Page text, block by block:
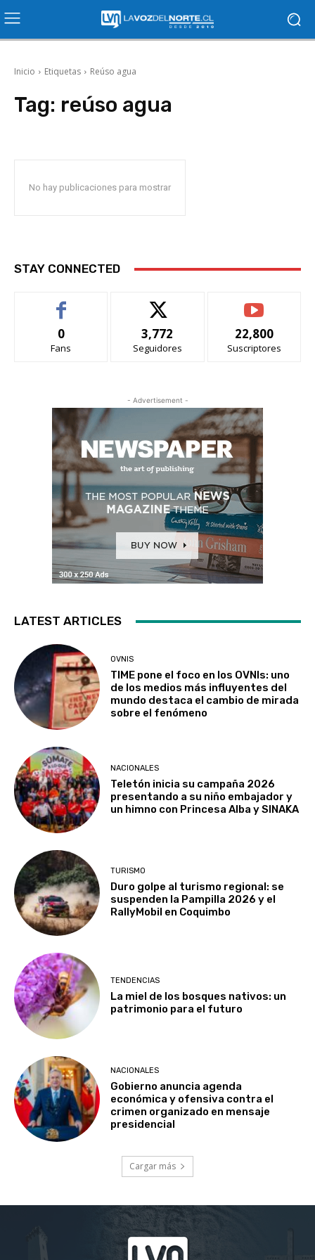
Inicio Etiquetas Reúso agua
Tag: reúso agua
No hay publicaciones para mostrar
STAY CONNECTED
0
Fans
3,772
Seguidores
22,800
Suscriptores
- Advertisement -
LATEST ARTICLES
OVNIS
TIME pone el foco en los OVNIs: uno
de los medios más influyentes del
mundo destaca el cambio de mirada
sobre el fenómeno
NACIONALES
Teletón inicia su campaña 2026
presentando a su niño embajador y
un himno con Princesa Alba y SINAKA
TURISMO
Duro golpe al turismo regional: se
suspenden la Pampilla 2026 y el
RallyMobil en Coquimbo
TENDENCIAS
La miel de los bosques nativos: un
patrimonio para el futuro
NACIONALES
Gobierno anuncia agenda
económica y ofensiva contra el
crimen organizado en mensaje
presidencial
Cargar más